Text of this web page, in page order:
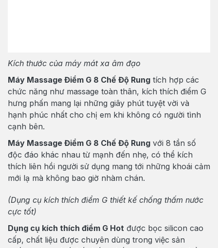
Kích thước của máy mát xa âm đạo
Máy Massage Điểm G 8 Chế Độ Rung tích hợp các
chức năng như massage toàn thân, kích thích điểm G
hưng phấn mang lại những giây phút tuyệt vời và
hạnh phúc nhất cho chị em khi không có người tình
cạnh bên.
Máy Massage Điểm G 8 Chế Độ Rung với 8 tần số
độc đáo khác nhau từ mạnh đến nhẹ, có thể kích
thích liên hồi người sử dụng mang tới những khoái cảm
mới lạ mà không bao giờ nhàm chán.
(Dụng cụ kích thích điểm G thiết kế chống thấm nước
cực tốt)
Dụng cụ kích thích điểm G Hot được bọc silicon cao
cấp, chất liệu được chuyên dùng trong việc sản